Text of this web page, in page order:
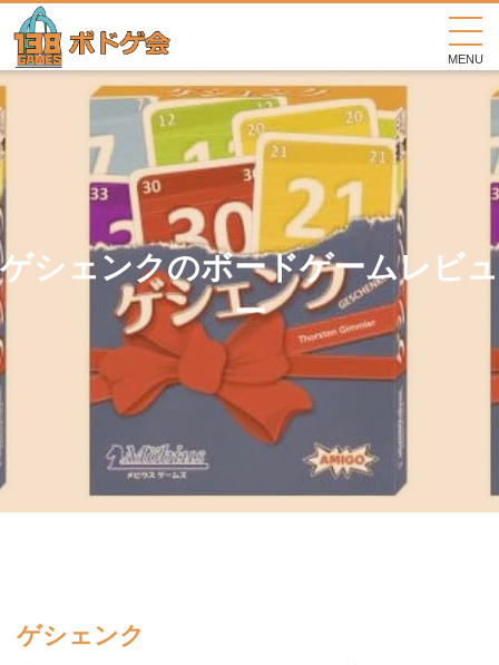
MENU
ゲシェンクのボードゲームレビュ
ー
ゲシェンク